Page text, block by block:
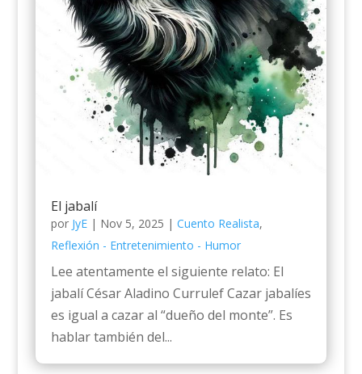
El jabalí
por JyE| Nov 5, 2025 | Cuento Realista,
Reflexión - Entretenimiento - Humor
Lee atentamente el siguiente relato: El
jabalí César Aladino Currulef Cazar jabalíes
es igual a cazar al “dueño del monte”. Es
hablar también del...